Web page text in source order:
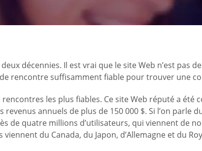
décennies. Il est vrai que le site Web n’est pas
rencontre suffisamment fiable pour trouver une
les plus fiables. Ce site Web réputé a
annuels de plus de 150 000 $. Si l’on parle
de quatre millions d’utilisateurs, qui viennent
du Canada, du Japon, d’Allemagne et du